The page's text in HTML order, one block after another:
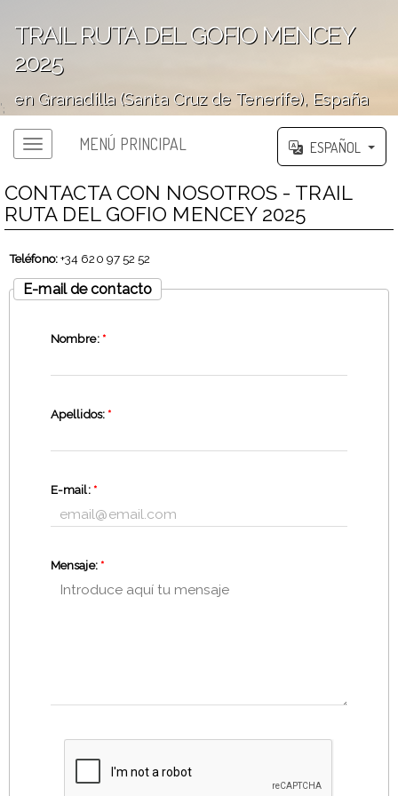
TRAIL RUTA DEL GOFIO MENCEY
2025
en Granadilla (Santa Cruz de Tenerife), España
';
MENÚ PRINCIPAL ESPAÑOL
CONTACTA CON NOSOTROS - TRAIL
RUTA DEL GOFIO MENCEY 2025
Teléfono:+34 620 97 52 52
E-mail de contacto
Nombre: *
Apellidos: *
E-mail: *
Mensaje: *